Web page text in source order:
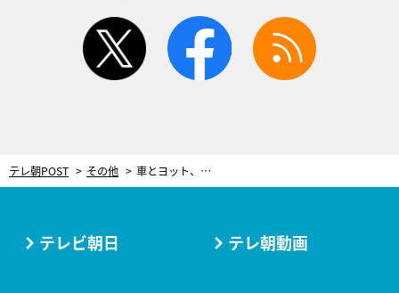
twitter facebook
テレ朝POST その他 車とヨット、決定的な違いは「官能評価」 ヨットレースに魅せられたモータージャーナリストが語る
テレビ朝日 テレ朝動画